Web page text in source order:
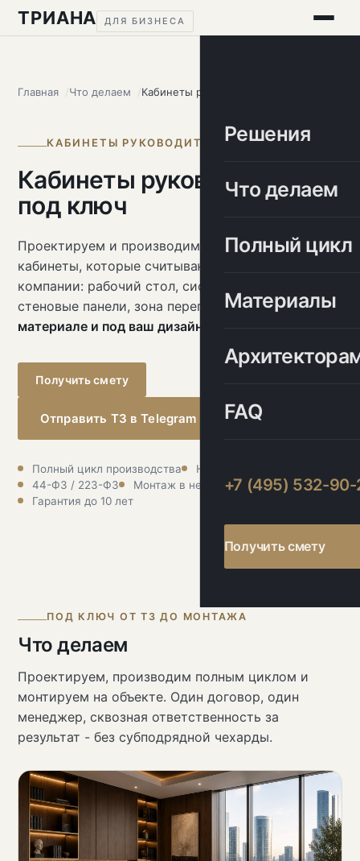
ТРИАНА ДЛЯ БИЗНЕСА
Решения
Что делаем
Полный цикл
Материалы
FAQ
+7 (495) 532-90-
Получить смету
Главная Что делаем Кабинеты руководителя
КАБИНЕТЫ РУКОВОДИТЕЛЯ
Кабинеты руководителя
под ключ
Проектируем и производим представительские
кабинеты, которые считываются как статус
компании: рабочий стол, системы хранения,
стеновые панели, зона переговоров —в едином
материале и под ваш дизайн-проект
Получить смету
Отправить ТЗ в Telegram
Полный цикл производства
НДС 20%, ЭДО
44-ФЗ / 223-ФЗ
Монтаж в нерабочее время
Гарантия до 10 лет
ПОД КЛЮЧ ОТ ТЗ ДО МОНТАЖА
Что делаем
Проектируем, производим полным циклом и
монтируем на объекте. Один договор, один
менеджер, сквозная ответственность за
результат - без субподрядной чехарды.